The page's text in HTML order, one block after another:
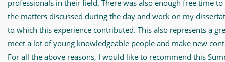
professionals in their field. There was also enough free time
the matters discussed during the day and work on my
to which this experience contributed. This also represents a
meet a lot of young knowledgeable people and make new
For all the above reasons, I would like to recommend this